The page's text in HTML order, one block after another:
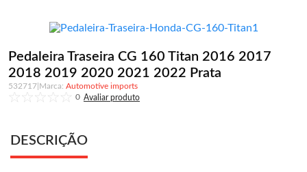
Pedaleira Traseira CG 160 Titan 2016 2017
2018 2019 2020 2021 2022 Prata
532717
Automotive imports
0
DESCRIÇÃO